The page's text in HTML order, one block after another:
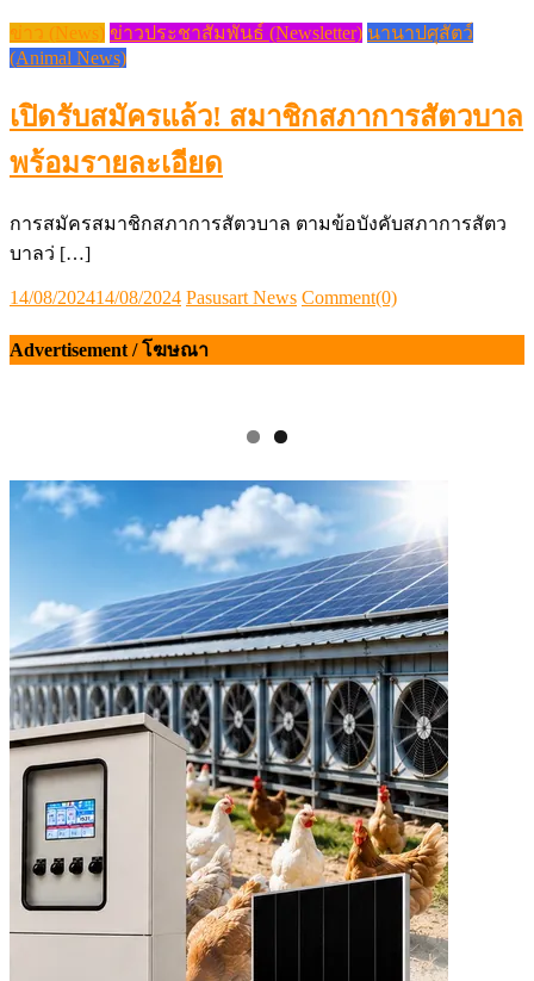
ข่าว (News) ข่าวประชาสัมพันธ์ (Newsletter) นานาปศุสัตว์
(Animal News)
เปิดรับสมัครแล้ว! สมาชิกสภาการสัตวบาล
พร้อมรายละเอียด
การสมัครสมาชิกสภาการสัตวบาล ตามข้อบังคับสภาการสัตว
บาลว่ […]
Posted
14/08/202414/08/2024 Author
Pasusart News Comment(0)
Advertisement / โฆษณา